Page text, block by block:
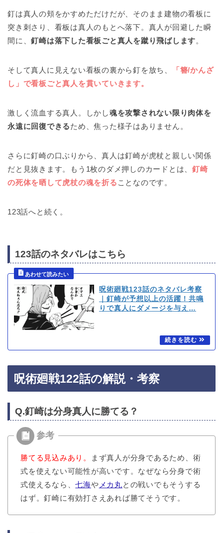
釘は真人の頬をかすめただけだが、そのまま建物の看板に
突き刺さり、看板は真人のもとへ落下。真人が回避した瞬
間に、釘崎は落下した看板ごと真人を蹴り飛ばします。
そして真人に見えない看板の裏から釘を放ち、
「簪/かんざ
し」で看板ごと真人を貫いていきます。
激しく流血する真人。しかし魂を攻撃されない限り肉体を
永遠に回復できるため、焦った様子はありません。
さらに釘崎の口ぶりから、真人は釘崎が虎杖と親しい関係
だと見抜きます。もう1枚のダメ押しのカードとは、釘崎
の死体を晒して虎杖の魂を折る ことなのです。
123話へと続く。
123話のネタバレはこちら
呪術廻戦123話のネタバレ考察
｜釘崎が予想以上の活躍！共鳴
りで真人にダメージを与え…
呪術廻戦122話の解説・考察
Q.釘崎は分身真人に勝てる？
勝てる見込みあり。
まず真人が分身であるため、術
式を使えない可能性が高いです。なぜなら分身で術
式使えるなら、七海や メカ丸との戦いでもそうする
はず。釘崎に有効打さえあれば勝てそうです。